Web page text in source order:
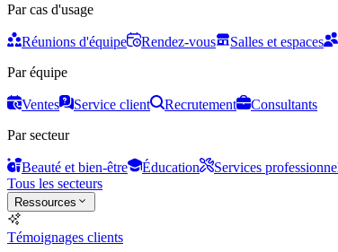
Par cas d'usage
Réunions d'équipe Rendez-vous Salles et espaces
Par équipe
Ventes Service client Recrutement
Consultants
Par secteur
Beauté et bien-être Éducation Services
Tous les secteurs
Ressources
Témoignages clients